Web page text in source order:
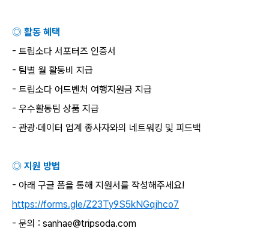
◎ 활동 혜택
- 트립소다 서포터즈 인증서
- 팀별 월 활동비 지급
- 트립소다 어드벤처 여행지원금 지급
- 우수활동팀 상품 지급
- 관광·데이터 업계 종사자와의 네트워킹 및 피드백
◎ 지원 방법
- 아래 구글 폼을 통해 지원서를 작성해주세요!
https://forms.gle/Z23Ty9S5kNGqjhco7
- 문의 : sanhae@tripsoda.com